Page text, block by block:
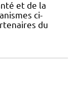
et de la
ci-
du